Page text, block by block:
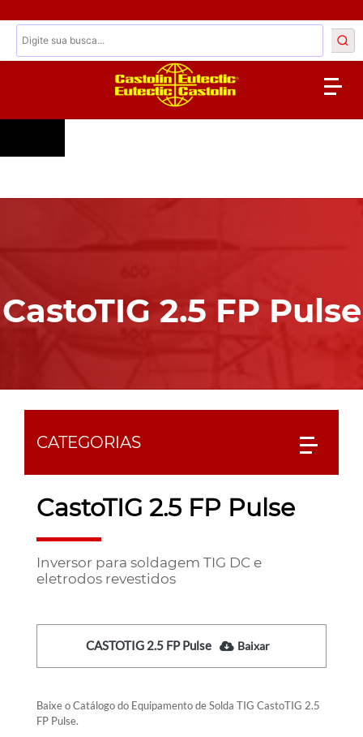
CastoTIG 2.5 FP Pulse
CATEGORIAS
CastoTIG 2.5 FP Pulse
Inversor para soldagem TIG DC e
eletrodos revestidos
CASTOTIG 2.5 FP Pulse Baixar
Baixe o Catálogo do Equipamento de Solda TIG CastoTIG 2.5
FP Pulse.